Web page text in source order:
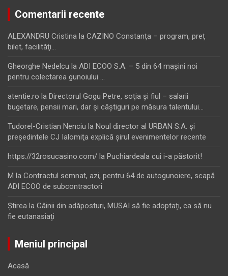
Comentarii recente
ALEXANDRU Cristina la CAZINO Constanţa – program, preţ
bilet, facilităţi…
Gheorghe Nedelcu la ADI ECOO S.A. – 5 din 64 maşini noi
pentru colectarea gunoiului …
atentie.ro la Directorul Gogu Petre, soţia şi fiul – salarii
bugetare, pensii mari, dar şi câştiguri pe măsura talentului…
Tudorel-Cristian Nenciu la Noul director al URBAN S.A. şi
preşedintele CJ Ialomiţa explică şirul evenimentelor recente
https://32rosucasino.com/ la Puchiardeala cui i-a păstorit!
M la Contractul semnat, azi, pentru 64 de autogunoiere, scapă
ADI ECOO de subcontractori
Ştirea la Câinii din adăposturi, MUSAI să fie adoptați, ca să nu
fie eutanasiați
Meniul principal
Acasă